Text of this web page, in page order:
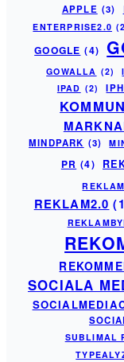
APPLE (3)
ENTERPRISE2.0
GOOGLE (4)
GOWALLA (2)
IPAD (2)
MINDPARK (3)
PR (4)
REKLAM2.0
SOCIALA
SUBLIMAL